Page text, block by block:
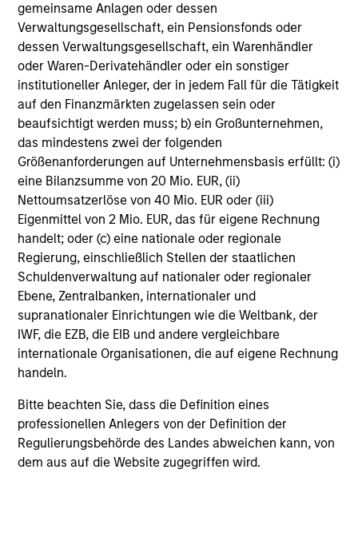
gemeinsame Anlagen oder dessen
Verwaltungsgesellschaft, ein Pensionsfonds oder
dessen Verwaltungsgesellschaft, ein Warenhändler
oder Waren-Derivatehändler oder ein sonstiger
institutioneller Anleger, der in jedem Fall für die Tätigkeit
auf den Finanzmärkten zugelassen sein oder
beaufsichtigt werden muss; b) ein Großunternehmen,
das mindestens zwei der folgenden
Größenanforderungen auf Unternehmensbasis erfüllt: (i)
eine Bilanzsumme von 20 Mio. EUR, (ii)
Nettoumsatzerlöse von 40 Mio. EUR oder (iii)
Eigenmittel von 2 Mio. EUR, das für eigene Rechnung
handelt; oder (c) eine nationale oder regionale
Regierung, einschließlich Stellen der staatlichen
Schuldenverwaltung auf nationaler oder regionaler
Ebene, Zentralbanken, internationaler und
supranationaler Einrichtungen wie die Weltbank, der
IWF, die EZB, die EIB und andere vergleichbare
internationale Organisationen, die auf eigene Rechnung
handeln.
Bitte beachten Sie, dass die Definition eines
professionellen Anlegers von der Definition der
Regulierungsbehörde des Landes abweichen kann, von
dem aus auf die Website zugegriffen wird.
The investment team believes that companies that
demonstrate resilience - businesses that can adapt,
innovate and grow while safeguarding their people,
existing assets and brand equity - should be better
positioned to compound shareholder wealth over the long
term. In American Resilience, the team only invests in
compounders: high quality companies with sustainably
high returns on operating capital and growth potential.
Investing in compounders requires a long-term approach
and a focus on minimising the risk of permanent loss of
capital rather than chasing upside.
Investment Process
Compounding | How We Identify
Compounders